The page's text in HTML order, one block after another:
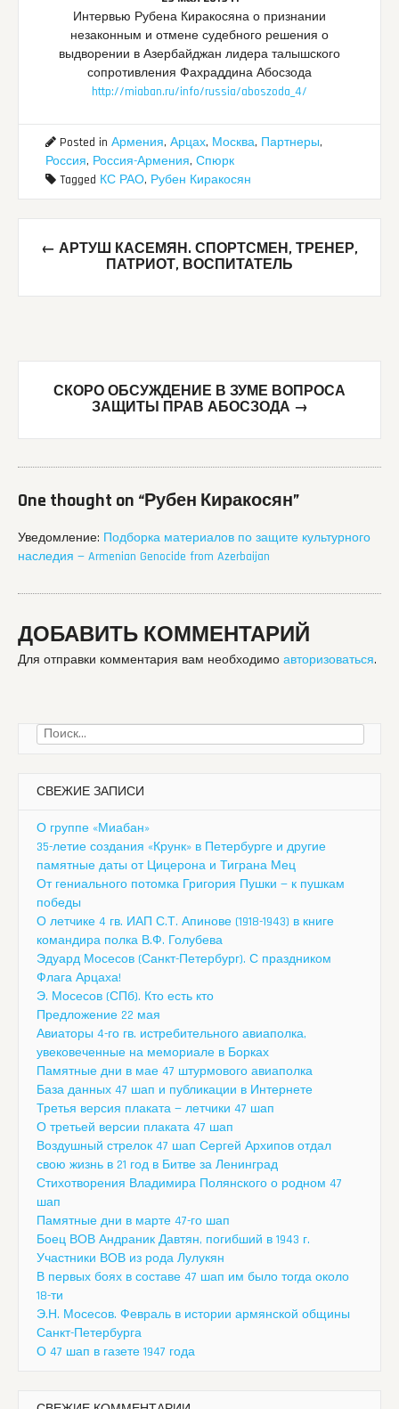
Интервью Рубена Киракосяна о признании
незаконным и отмене судебного решения о
выдворении в Азербайджан лидера талышского
сопротивления Фахраддина Абосзода
http://miaban.ru/info/russia/aboszoda_4/
Posted in Армения, Арцах, Москва, Партнеры,
Россия, Россия-Армения, Спюрк
Tagged КС РАО, Рубен Киракосян
Post
navigation
← АРТУШ КАСЕМЯН. СПОРТСМЕН, ТРЕНЕР,
ПАТРИОТ, ВОСПИТАТЕЛЬ
СКОРО ОБСУЖДЕНИЕ В ЗУМЕ ВОПРОСА
ЗАЩИТЫ ПРАВ АБОСЗОДА →
One thought on “Рубен Киракосян”
Уведомление: Подборка материалов по защите культурного
наследия — Armenian Genocide from Azerbaijan
ДОБАВИТЬ КОММЕНТАРИЙ
Для отправки комментария вам необходимо авторизоваться.
Найти:
СВЕЖИЕ ЗАПИСИ
О группе «Миабан»
35-летие создания «Крунк» в Петербурге и другие
памятные даты от Цицерона и Тиграна Мец
От гениального потомка Григория Пушки — к пушкам
победы
О летчике 4 гв. ИАП С.Т. Апинове (1918-1943) в книге
командира полка В.Ф. Голубева
Эдуард Мосесов (Санкт-Петербург). С праздником
Флага Арцаха!
Э. Мосесов (СПб). Кто есть кто
Предложение 22 мая
Авиаторы 4-го гв. истребительного авиаполка,
увековеченные на мемориале в Борках
Памятные дни в мае 47 штурмового авиаполка
База данных 47 шап и публикации в Интернете
Третья версия плаката — летчики 47 шап
О третьей версии плаката 47 шап
Воздушный стрелок 47 шап Сергей Архипов отдал
свою жизнь в 21 год в Битве за Ленинград
Стихотворения Владимира Полянского о родном 47
шап
Памятные дни в марте 47-го шап
Боец ВОВ Андраник Давтян, погибший в 1943 г.
Участники ВОВ из рода Лулукян
В первых боях в составе 47 шап им было тогда около
18-ти
Э.Н. Мосесов. Февраль в истории армянской общины
Санкт-Петербурга
О 47 шап в газете 1947 года